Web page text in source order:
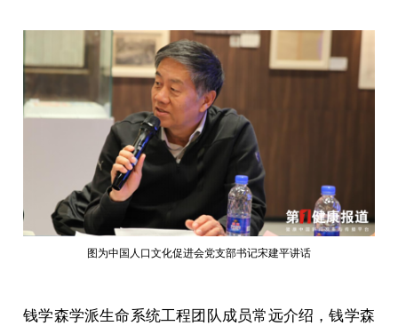
图为中国人口文化促进会党支部书记宋建平讲话
钱学森学派生命系统工程团队成员常远介绍，钱学森